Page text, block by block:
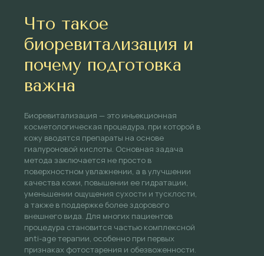
Что такое
биоревитализация и
почему подготовка
важна
Биоревитализация — это инъекционная
косметологическая процедура, при которой в
кожу вводятся препараты на основе
гиалуроновой кислоты. Основная задача
метода заключается не просто в
поверхностном увлажнении, а в улучшении
качества кожи, повышении ее гидратации,
уменьшении ощущения сухости и тусклости,
а также в поддержке более здорового
внешнего вида. Для многих пациентов
процедура становится частью комплексной
anti-age терапии, особенно при первых
признаках фотостарения и обезвоженности.